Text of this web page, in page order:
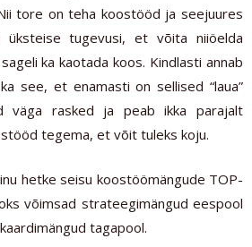
tore on teha koostööd ja seejuures
üksteise tugevusi, et võita niiöelda
ka kaotada koos. Kindlasti annab
see, et enamasti on sellised “laua”
väga rasked ja peab ikka parajalt
tegema, et võit tuleks koju.
hetke seisu koostöömängude TOP-
võimsad strateegimängud eespool
tagapool.